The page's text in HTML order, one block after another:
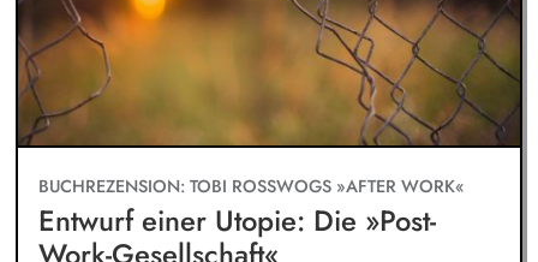
BUCHREZENSION: TOBI ROSSWOGS »AFTER WORK«
Entwurf einer Utopie: Die »Post-